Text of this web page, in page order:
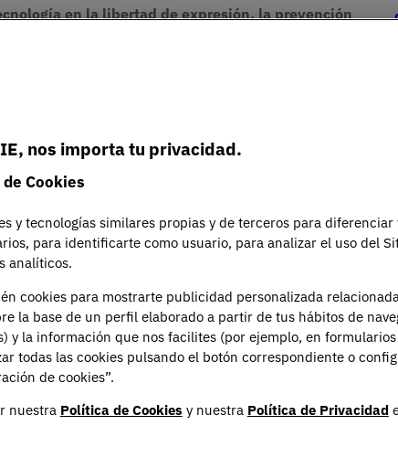
en la libertad de expresión, la prevención
la cooperación internacional
50% para la matrícula del primer año en UNIE
dirigido a estudiantes de segundo de
en el ámbito legal.
del 50% de la matrícula de su primer año
antes del 21 de mayo con una propuesta
al impacto del derecho y la tecnología en la libertad
el uso de la inteligencia artificial para mejorar la
temas propuestos: el primero de ellos, ¿cómo puede
era de la desinformación?; el segundo está
para combatir el ciberacoso y los delitos
como herramienta de cooperación internacional:
nos importa tu privacidad.
Cookies
y tecnologías similares propias y de terceros para
para identificarte como usuario, para analizar el uso del
analíticos.
cookies para mostrarte publicidad personalizada
la base de un perfil elaborado a partir de tus hábitos de
y la información que nos facilites (por ejemplo, en
todas las cookies pulsando el botón correspondiente o
de cookies”.
nuestra Política de Cookies y nuestra Política de Privacidad